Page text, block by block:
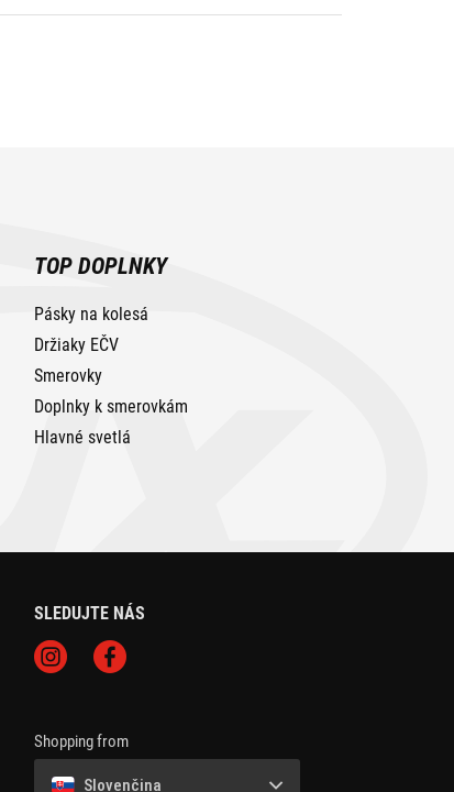
TOP DOPLNKY
Pásky na kolesá
Držiaky EČV
Smerovky
Doplnky k smerovkám
Hlavné svetlá
SLEDUJTE NÁS
Shopping from
Slovenčina